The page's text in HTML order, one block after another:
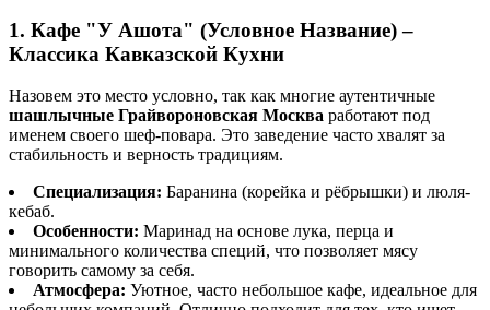
1. Кафе "У Ашота" (Условное Название) –
Классика Кавказской Кухни
Назовем это место условно, так как многие аутентичные
шашлычные Грайвороновская Москва работают под
именем своего шеф-повара. Это заведение часто хвалят за
стабильность и верность традициям.
Специализация: Баранина (корейка и рёбрышки) и люля-
кебаб.
Особенности: Маринад на основе лука, перца и
минимального количества специй, что позволяет мясу
говорить самому за себя.
Атмосфера: Уютное, часто небольшое кафе, идеальное для